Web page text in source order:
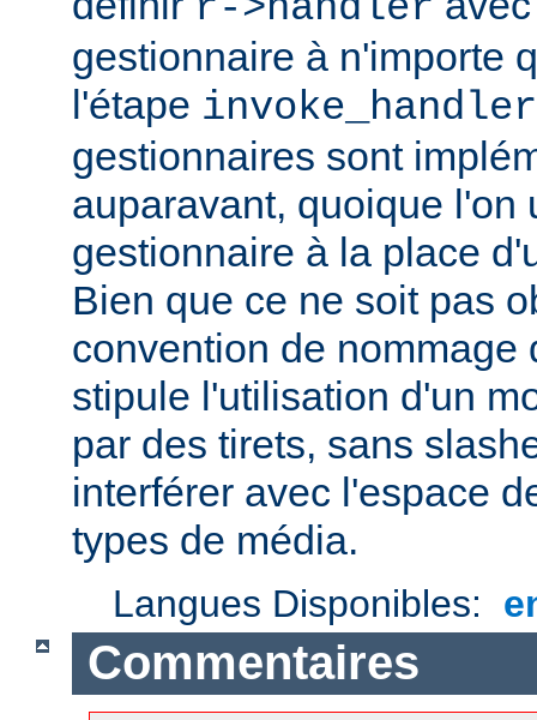
gestionnaire à n'importe
l'étape invoke_handler
gestionnaires sont
auparavant, quoique l'on
gestionnaire à la place
Bien que ce ne soit pas
convention de nommage
stipule l'utilisation d'un
par des tirets, sans
interférer avec l'espace
types de média.
Langues Disponibles:
Commentaires